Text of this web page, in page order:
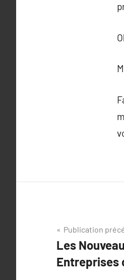
Navigation
de
l’article
Publication
Les
Entreprises